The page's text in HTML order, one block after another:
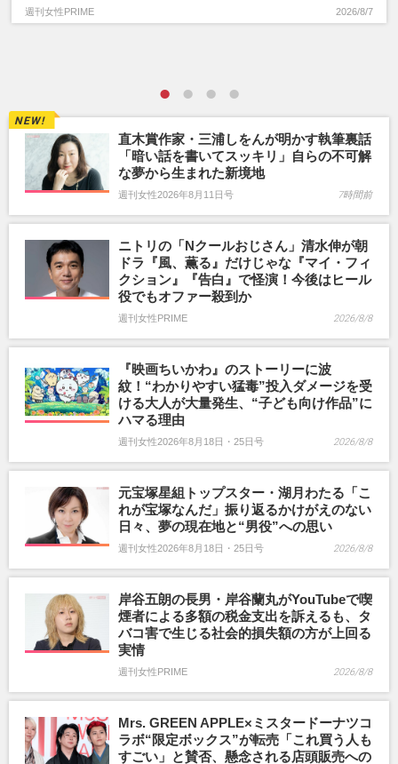
週刊女性PRIME 2026/8/7
直木賞作家・三浦しをんが明かす執筆裏話
「暗い話を書いてスッキリ」自らの不可解
な夢から生まれた新境地
週刊女性2026年8月11日号 7時間前
ニトリの「Nクールおじさん」清水伸が朝
ドラ『風、薫る』だけじゃな『マイ・フィ
クション』『告白』で怪演！今後はヒール
役でもオファー殺到か
週刊女性PRIME 2026/8/8
『映画ちいかわ』のストーリーに波
紋！“わかりやすい猛毒”投入ダメージを受
ける大人が大量発生、“子ども向け作品”に
ハマる理由
週刊女性2026年8月18日・25日号 2026/8/8
元宝塚星組トップスター・湖月わたる「こ
れが宝塚なんだ」振り返るかけがえのない
日々、夢の現在地と“男役”への思い
週刊女性2026年8月18日・25日号 2026/8/8
岸谷五朗の長男・岸谷蘭丸がYouTubeで喫
煙者による多額の税金支出を訴えるも、タ
バコ害で生じる社会的損失額の方が上回る
実情
週刊女性PRIME 2026/8/8
Mrs. GREEN APPLE×ミスタードーナツコ
ラボ“限定ボックス”が転売「これ買う人も
すごい」と賛否、懸念される店頭販売への